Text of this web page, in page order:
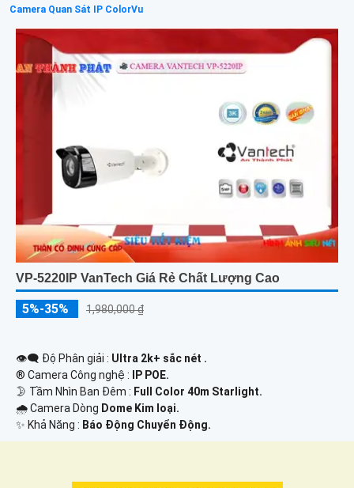
Camera Quan Sát IP ColorVu
VP-5220IP VanTech Giá Rẻ Chất Lượng Cao
5%-35% 1,980,000 ₫
👁️‍🗨 Độ Phân giải : Ultra 2k+ sắc nét .
®️ Camera Công nghệ :
IP POE.
🌛 Tầm Nhìn Ban Đêm : Full Color 40m Starlight.
🌧️ Camera Dòng Dome Kim loại.
️✨ Khả Năng : Báo Động Chuyển Động.